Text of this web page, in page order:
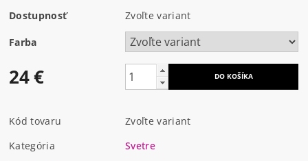
Dostupnosť Zvoľte variant
Farba
24 €
Kód tovaru
Zvoľte variant
Kategória
Svetre